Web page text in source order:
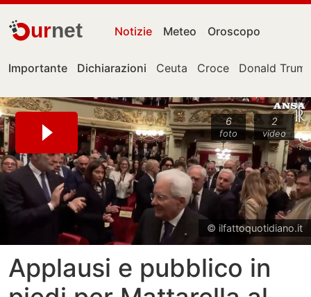
urnet Notizie Meteo Oroscopo
Importante Dichiarazioni Ceuta Croce Donald
6
foto
2
video
© ilfattoquotidiano.it
Applausi e pubblico in